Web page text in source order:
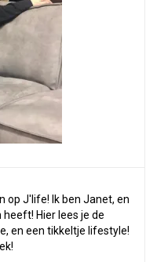
op J'life! Ik ben Janet, en
Hier lees je de
en een tikkeltje lifestyle!
!